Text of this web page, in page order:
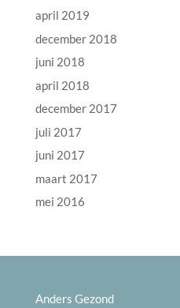
april 2019
december 2018
juni 2018
april 2018
december 2017
juli 2017
juni 2017
maart 2017
mei 2016
Anders Gezond